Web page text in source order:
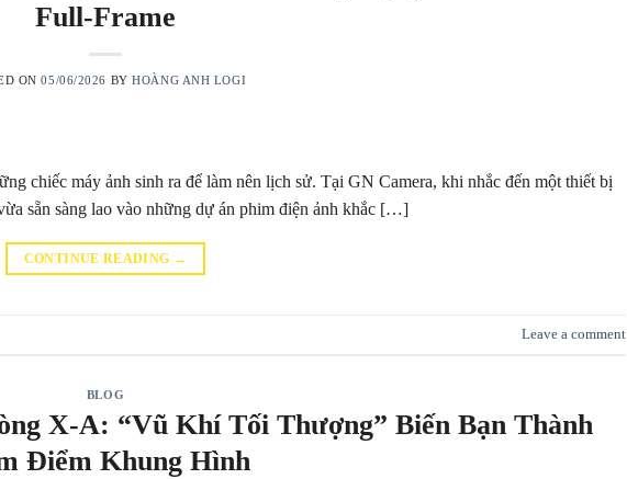
Full-Frame
ON05/06/2026 BYHOÀNG ANH LOGI
chiếc máy ảnh sinh ra để làm nên lịch sử. Tại GN Camera, khi nhắc đến một thiết bị
sẵn sàng lao vào những dự án phim điện ảnh khắc […]
CONTINUE READING →
Leave a comment
BLOG
X-A: “Vũ Khí Tối Thượng” Biến Bạn Thành
Điểm Khung Hình